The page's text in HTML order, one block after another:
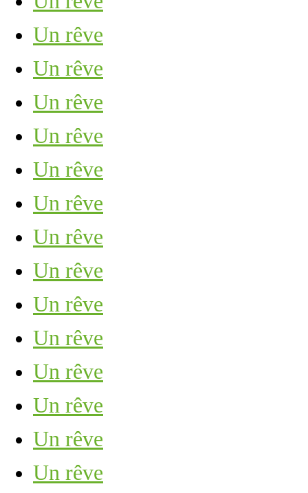
Un rêve
Un rêve
Un rêve
Un rêve
Un rêve
Un rêve
Un rêve
Un rêve
Un rêve
Un rêve
Un rêve
Un rêve
Un rêve
Un rêve